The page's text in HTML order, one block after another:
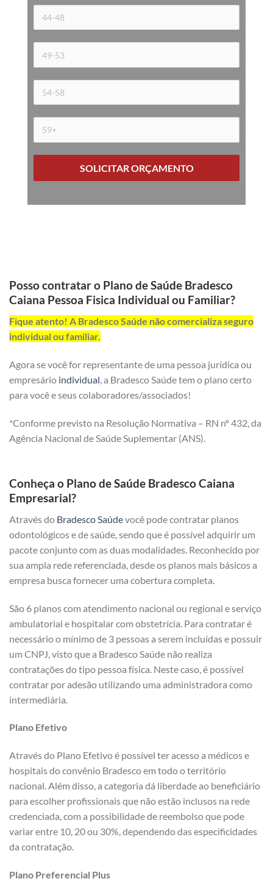
SOLICITAR ORÇAMENTO
Posso contratar o Plano de Saúde Bradesco
Caiana Pessoa Fisica Individual ou Familiar?
Fique atento! A Bradesco Saúde não comercializa seguro
individual ou familiar.
Agora se você for representante de uma pessoa jurídica ou
empresário individual , a Bradesco Saúde tem o plano certo
para você e seus colaboradores/associados!
*Conforme previsto na Resolução Normativa – RN nº 432, da
Agência Nacional de Saúde Suplementar (ANS).
Conheça o Plano de Saúde Bradesco Caiana
Empresarial?
Através do Bradesco Saúdevocê pode contratar planos
odontológicos e de saúde, sendo que é possível adquirir um
pacote conjunto com as duas modalidades. Reconhecido por
sua ampla rede referenciada, desde os planos mais básicos a
empresa busca fornecer uma cobertura completa.
São 6 planos com atendimento nacional ou regional e serviço
ambulatorial e hospitalar com obstetrícia. Para contratar é
necessário o mínimo de 3 pessoas a serem incluídas e possuir
um CNPJ, visto que a Bradesco Saúde não realiza
contratações do tipo pessoa física. Neste caso, é possível
contratar por adesão utilizando uma administradora como
intermediária.
Plano Efetivo
Através do Plano Efetivo é possível ter acesso a médicos e
hospitais do convênio Bradesco em todo o território
nacional. Além disso, a categoria dá liberdade ao beneficiário
para escolher profissionais que não estão inclusos na rede
credenciada, com a possibilidade de reembolso que pode
variar entre 10, 20 ou 30%, dependendo das especificidades
da contratação.
Plano Preferencial Plus